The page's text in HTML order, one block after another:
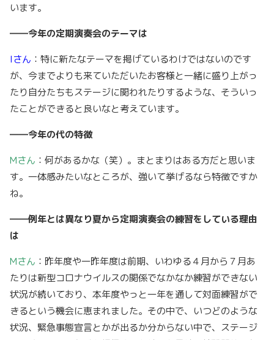
います。
――今年の定期演奏会のテーマは
Iさん ：特に新たなテーマを掲げているわけではないのです
が、今までよりも来ていただいたお客様と一緒に盛り上がっ
たり自分たちもステージに関われたりするような、そういっ
たことができると良いなと考えています。
――今年の代の特徴
Mさん ：何があるかな（笑）。まとまりはある方だと思いま
す。一体感みたいなところが、強いて挙げるなら特徴ですか
ね。
――例年とは異なり夏から定期演奏会の練習をしている理由
は
Mさん ：昨年度や一昨年度は前期、いわゆる４月から７月あ
たりは新型コロナウイルスの関係でなかなか練習ができない
状況が続いており、本年度やっと一年を通して対面練習がで
きるという機会に恵まれました。その中で、いつどのような
状況、緊急事態宣言とかが出るか分からない中で、ステージ